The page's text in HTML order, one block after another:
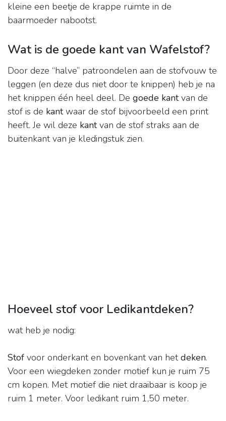
kleine een beetje de krappe ruimte in de
baarmoeder nabootst.
Wat is de goede kant van Wafelstof?
Door deze “halve” patroondelen aan de stofvouw te
leggen (en deze dus niet door te knippen) heb je na
het knippen één heel deel. De goede kantvan de
stof is de kantwaar de stof bijvoorbeeld een print
heeft. Je wil deze kantvan de stof straks aan de
buitenkant van je kledingstuk zien.
Hoeveel stof voor Ledikantdeken?
wat heb je nodig:
Stof voor onderkant en bovenkant van hetdeken.
Voor een wiegdeken zonder motief kun je ruim 75
cm kopen. Met motief die niet draaibaar is koop je
ruim 1 meter. Voor ledikant ruim 1,50 meter.